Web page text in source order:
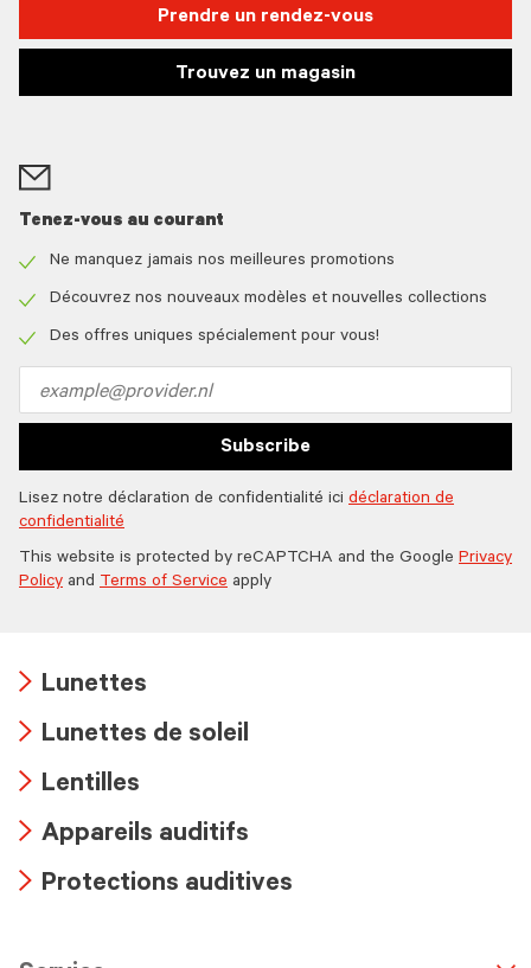
Prendre un rendez-vous
Trouvez un magasin
Tenez-vous au courant
icon
Ne manquez jamais nos meilleures promotions
icon
Découvrez nos nouveaux modèles et nouvelles collections
Des offres uniques spécialement pour vous!
address
Subscribe
Lisez notre déclaration de confidentialité ici déclaration de
confidentialité
This website is protected by reCAPTCHA and the Google Privacy
Policy and Terms of Service apply
icon
Lunettes
icon
Lunettes de soleil
icon
Lentilles
icon
Appareils auditifs
Protections auditives